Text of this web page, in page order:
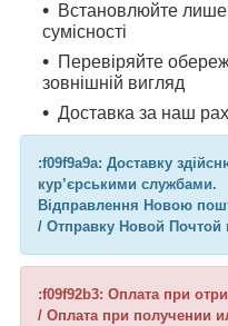
Встановлюйте лише
сумісності
Перевіряйте
зовнішній вигляд
Доставка за наш
:f09f9a9a: Доставку
кур’єрськими службами.
Відправлення Новою
/ Отправку Новой
:f09f92b3: Оплата при
/ Оплата при получении